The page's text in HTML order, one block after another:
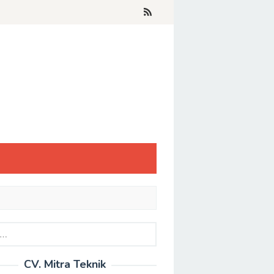
CV. Mitra Teknik